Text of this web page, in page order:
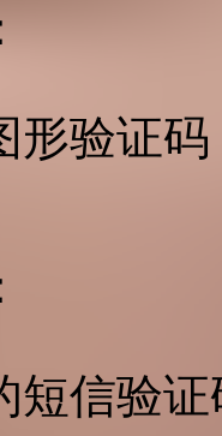
形验证码
短信验证